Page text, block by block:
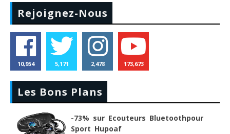
Rejoignez-Nous
10,954 5,171 2,478 173,673
Les Bons Plans
-73% sur Ecouteurs Bluetoothpour
Sport Hupoaf